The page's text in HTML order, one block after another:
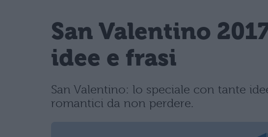
San Valentino
idee e frasi
San Valentino: lo speciale con tante
romantici da non perdere.